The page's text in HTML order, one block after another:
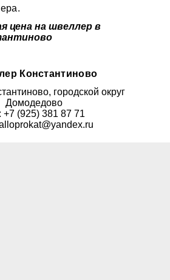
цена на швеллер в
Константиново
городской округ
Домодедово
+7 (925) 381 87 71